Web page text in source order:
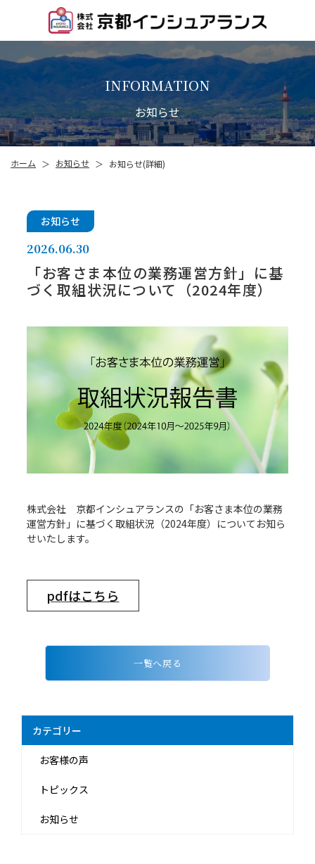
INFORMATION
お知らせ
ホーム ＞ お知らせ ＞ お知らせ(詳細)
カテゴリー
お客様の声
トピックス
お知らせ
お知らせ
2026.06.30
「お客さま本位の業務運営方針」に基
づく取組状況について（2024年度）
株式会社 京都インシュアランスの「お客さま本位の業務
運営方針」に基づく取組状況（2024年度）についてお知ら
せいたします。
pdfはこちら
一覧へ戻る